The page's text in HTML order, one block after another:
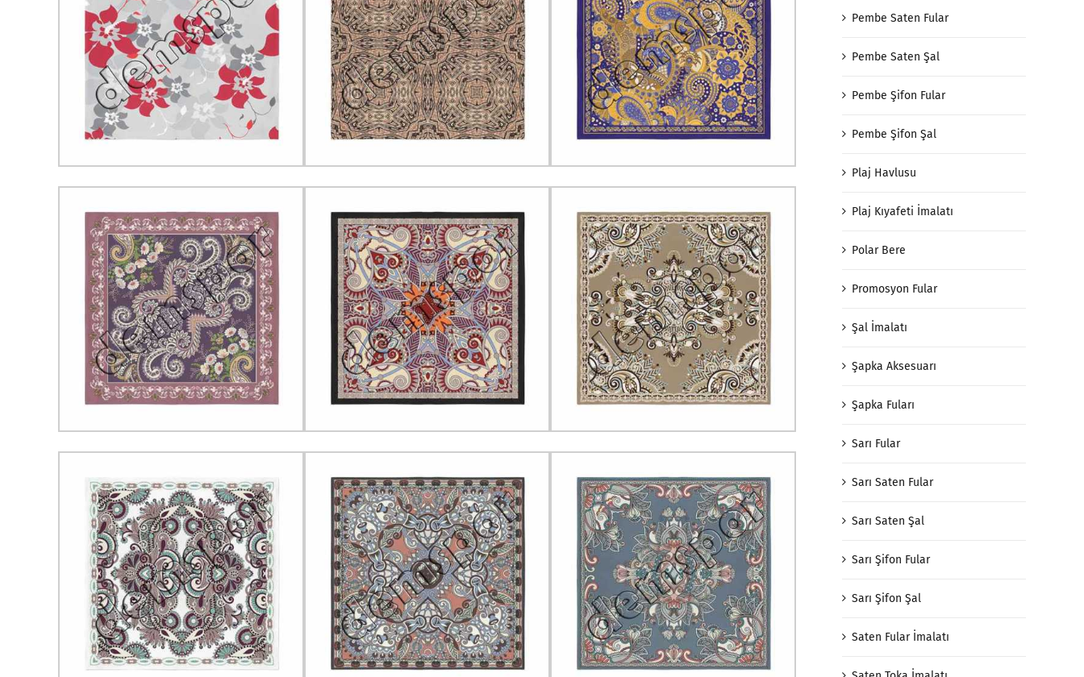
Pembe Saten Fular
Pembe Saten Şal
Pembe Şifon Fular
Pembe Şifon Şal
Plaj Havlusu
Plaj Kıyafeti İmalatı
Polar Bere
Promosyon Fular
Şal İmalatı
Şapka Aksesuarı
Şapka Fuları
Sarı Fular
Sarı Saten Fular
Sarı Saten Şal
Sarı Şifon Fular
Sarı Şifon Şal
Saten Fular İmalatı